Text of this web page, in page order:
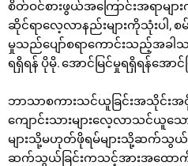
စိတ်ဝင်စားဖွယ်အကြောင်းအရာမျ
ဆိုင်ရာလေ့လာနည်းများကိုသုံးပါ,
မှုသည်ပျော်စရာကောင်းသည့်အခါ
ရရှိရန် ပိုမို. အောင်မြင်မှုရရှိရန်အော
ဘာသာစကားသင်ယူခြင်းအသိုင်းအ
ကျောင်းသားများလေ့လာသင်ယူ
များသို့မဟုတ်ဖိုရမ်များသို့ဆက်သွယ်ပါ
ဆက်သွယ်ခြင်းကသင့်အားအထော